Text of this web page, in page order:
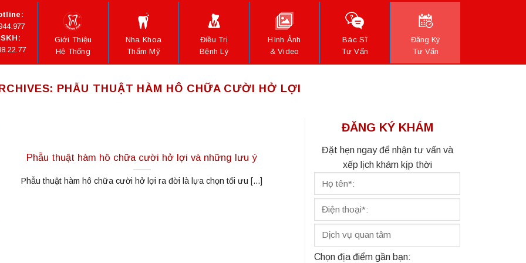
Giới Thiệu
Hệ Thống
Nha Khoa
Thẩm Mỹ
Điều Trị
Bệnh Lý
Hình Ảnh
& Video
Bác Sĩ
Tư Vấn
Đăng Ký
Tư Vấn
PHẪU THUẬT HÀM HÔ CHỮA CƯỜI HỞ LỢI
Phẫu thuật hàm hô chữa cười hở lợi và những lưu ý
Phẫu thuật hàm hô chữa cười hở lợi ra đời là lựa chọn tối ưu [...]
ĐĂNG KÝ KHÁM
Đặt hẹn ngay để nhận tư vấn và
xếp lịch khám kịp thời
Chọn địa điểm gần bạn: